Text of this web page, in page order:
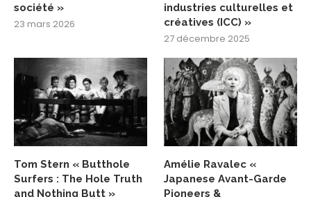
société »
23 mars 2026
industries culturelles et
créatives (ICC) »
27 décembre 2025
Tom Stern « Butthole
Surfers : The Hole Truth
and Nothing Butt »
Amélie Ravalec «
Japanese Avant-Garde
Pioneers &